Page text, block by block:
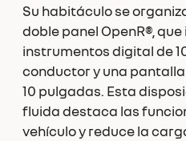
Su habitáculo se
doble panel OpenR®,
instrumentos digital de
conductor y una
10 pulgadas. Esta
fluida destaca las
vehículo y reduce la